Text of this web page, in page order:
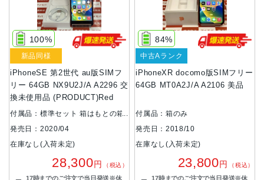
iPhoneSE 第2世代 au版SIMフ
リー 64GB NX9U2J/A A2296 交
換未使用品 (PRODUCT)Red
100%
新品同様
付属品：標準セット 箱はもとの箱
ではありません
発売日：2020/04
在庫なし(入荷未定)
28,300円 （税込）
17時までのご注文で当日発送※休
iPhoneXR docomo版SIMフリー
64GB MT0A2J/A A2106 美品
84%
中古Aランク
付属品：箱のみ
発売日：2018/10
在庫なし(入荷未定)
23,800円 （税込）
17時までのご注文で当日発送※休